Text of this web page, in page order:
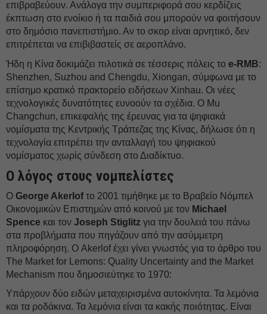
επιβραβεύουν. Ανάλογα την συμπεριφορά σου κερδίζεις
έκπτωση στο ενοίκιο ή τα παιδιά σου μπορούν να φοιτήσουν
στο δημόσιο πανεπιστήμιο. Αν το σκορ είναι αρνητικό, δεν
επιτρέπεται να επιβιβαστείς σε αεροπλάνο.
Ήδη η Κίνα δοκιμάζει πιλοτικά σε τέσσερις πόλεις το e-RMB:
Shenzhen, Suzhou and Chengdu, Xiongan, σύμφωνα με το
επίσημο κρατικό πρακτορείο ειδήσεων Xinhau. Οι νέες
τεχνολογικές δυνατότητες ευνοούν τα σχέδια. Ο Mu
Changchun, επικεφαλής της έρευνας για τα ψηφιακά
νομίσματα της Κεντρικής Τράπεζας της Κίνας, δήλωσε ότι η
τεχνολογία επιτρέπει την ανταλλαγή του ψηφιακού
νομίσματος χωρίς σύνδεση στο Διαδίκτυο.
Ο λόγος στους νομπελίστες
Ο George Akerlofτο 2001 τιμήθηκε με το Βραβείο Νόμπελ
Οικονομικών Επιστημών από κοινού με τον Michael
Spence και τον Joseph Stiglitz για την δουλειά του πάνω
στα προβλήματα που πηγάζουν από την ασύμμετρη
πληροφόρηση. Ο Akerlof έχει γίνει γνωστός για το άρθρο του
The Market for Lemons: Quality Uncertainty and the Market
Mechanism που δημοσιεύτηκε το 1970:
Υπάρχουν δύο ειδών μεταχειρισμένα αυτοκίνητα. Τα λεμόνια
και τα ροδάκινα. Τα λεμόνια είναι τα κακής ποιότητας. Είναι